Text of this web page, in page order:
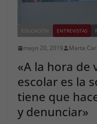
EDUCACIÓN ENTREVISTAS
mayo 20, 2019 Marta
«A la hora de
escolar es la
tiene que
y denunciar»